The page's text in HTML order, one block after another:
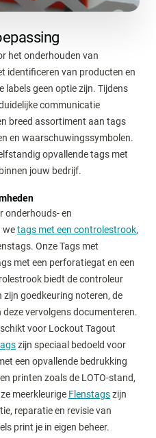
het onderhouden van
identificeren van producten en
labels geen optie zijn. Tijdens
communicatie
breed assortiment aan tags
en waarschuwingssymbolen.
opvallende tags met
jouw bedrijf.
onderhouds- en
wetags met een controlestrook,
Onze Tags met
met een perforatiegat en een
biedt de controleur
goedkeuring noteren, de
vervolgens documenteren.
voor Lockout Tagout
zijn speciaal bedoeld voor
een opvallende bedrukking
printen zoals de LOTO-stand,
meerkleurige Flenstagszijn
reparatie en revisie van
print je in eigen beheer.